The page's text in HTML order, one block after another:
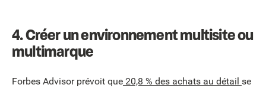
4. Créer un environnement multisite ou
multimarque
Forbes Advisor prévoit que 20,8 % des achats au détail se